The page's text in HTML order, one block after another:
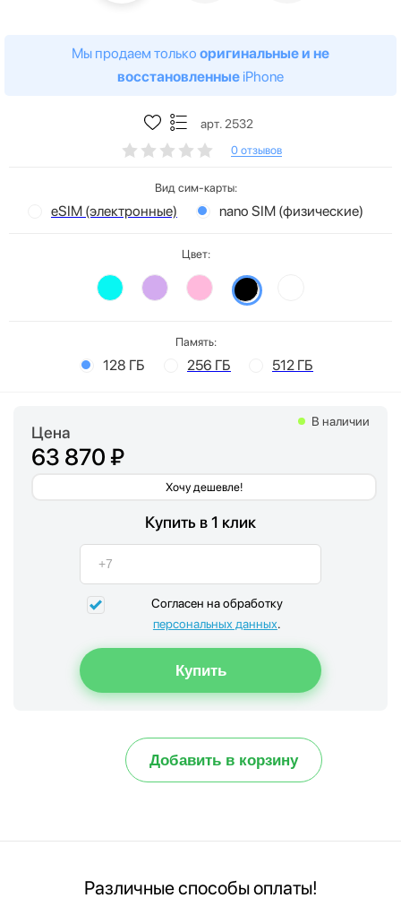
Мы продаем только оригинальные и не
восстановленные iPhone
арт. 2532
0 отзывов
Вид сим-карты:
eSIM (электронные) nano SIM (физические)
Цвет:
Память:
128 ГБ 256 ГБ 512 ГБ
Цена
63 870 ₽
Хочу дешевле!
В наличии
Купить в 1 клик
Согласен на обработку
персональных данных.
Добавить в корзину
Различные способы оплаты!